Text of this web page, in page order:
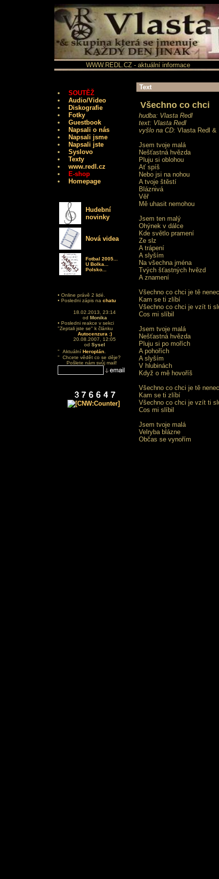
WWW.REDL.CZ - aktuální informace
SOUTĚŽ
Audio/Video
Diskografie
Fotky
Guestbook
Napsali o nás
Napsali jsme
Napsali jste
Syslovo
Texty
www.redl.cz
E-shop
Homepage
Hudební
novinky
Nová videa
Fotbal 2005...
U Bolka...
Polsko...
• Online právě 2 lidé.
• Posledni zápis na chatu
18.02.2013, 23:14
od Monika
• Posledni reakce v sekci
"Zeptali jste se" k článku
Autocenzura :)
20.08.2007, 12:05
od Sysel
" Aktuální Heroplán.
" Chcete vědět co se děje?
Pošlete nám svůj mail!
Text
Všechno co chci
hudba: Vlasta Redl
text: Vlasta Redl
vyšlo na CD: Vlasta Redl &
Jsem tvoje malá
Nešťastná hvězda
Pluju si oblohou
Ať spíš
Nebo jsi na nohou
A tvoje štěstí
Bláznivá
Věř
Mě uhasit nemohou
Jsem ten malý
Ohýnek v dálce
Kde světlo pramení
Ze slz
A trápení
A slyším
Na všechna jména
Tvých šťastných hvězd
A znamení
Všechno co chci je tě
Kam se ti zlíbí
Všechno co chci je vzít ti
Cos mi slíbil
Jsem tvoje malá
Nešťastná hvězda
Pluju si po mořích
A pohořích
A slyším
V hlubinách
Když o mě hovoříš
Všechno co chci je tě
Kam se ti zlíbí
Všechno co chci je vzít ti
Cos mi slíbil
Jsem tvoje malá
Velryba blázne
Občas se vynořím